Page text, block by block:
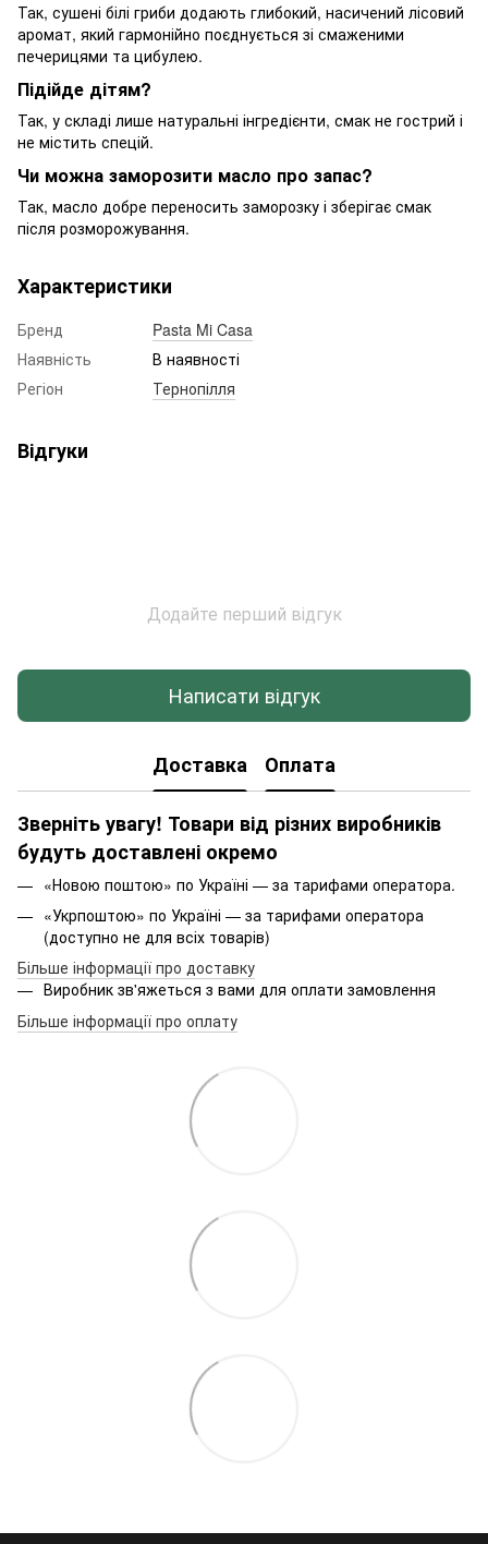
Так, сушені білі гриби додають глибокий, насичений лісовий
аромат, який гармонійно поєднується зі смаженими
печерицями та цибулею.
Підійде дітям?
Так, у складі лише натуральні інгредієнти, смак не гострий і
не містить спецій.
Чи можна заморозити масло про запас?
Так, масло добре переносить заморозку і зберігає смак
після розморожування.
Характеристики
Бренд
Pasta Mi Casa
Наявність
В наявності
Регіон
Тернопілля
Відгуки
Додайте перший відгук
Написати відгук
Доставка Оплата
Зверніть увагу! Товари від різних виробників
будуть доставлені окремо
«Новою поштою» по Україні — за тарифами оператора.
«Укрпоштою» по Україні — за тарифами оператора
(доступно не для всіх товарів)
Більше інформації про доставку
Виробник зв'яжеться з вами для оплати замовлення
Більше інформації про оплату